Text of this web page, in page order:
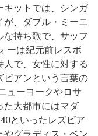
キットでは、シンガ
、ダブル・ミーニ
持ち歌で、サッフ
ーは紀元前レスボ
で、女性に対する
ビアンという言葉の
ューヨークやロサ
た大都市にはマダ
といったレズビア